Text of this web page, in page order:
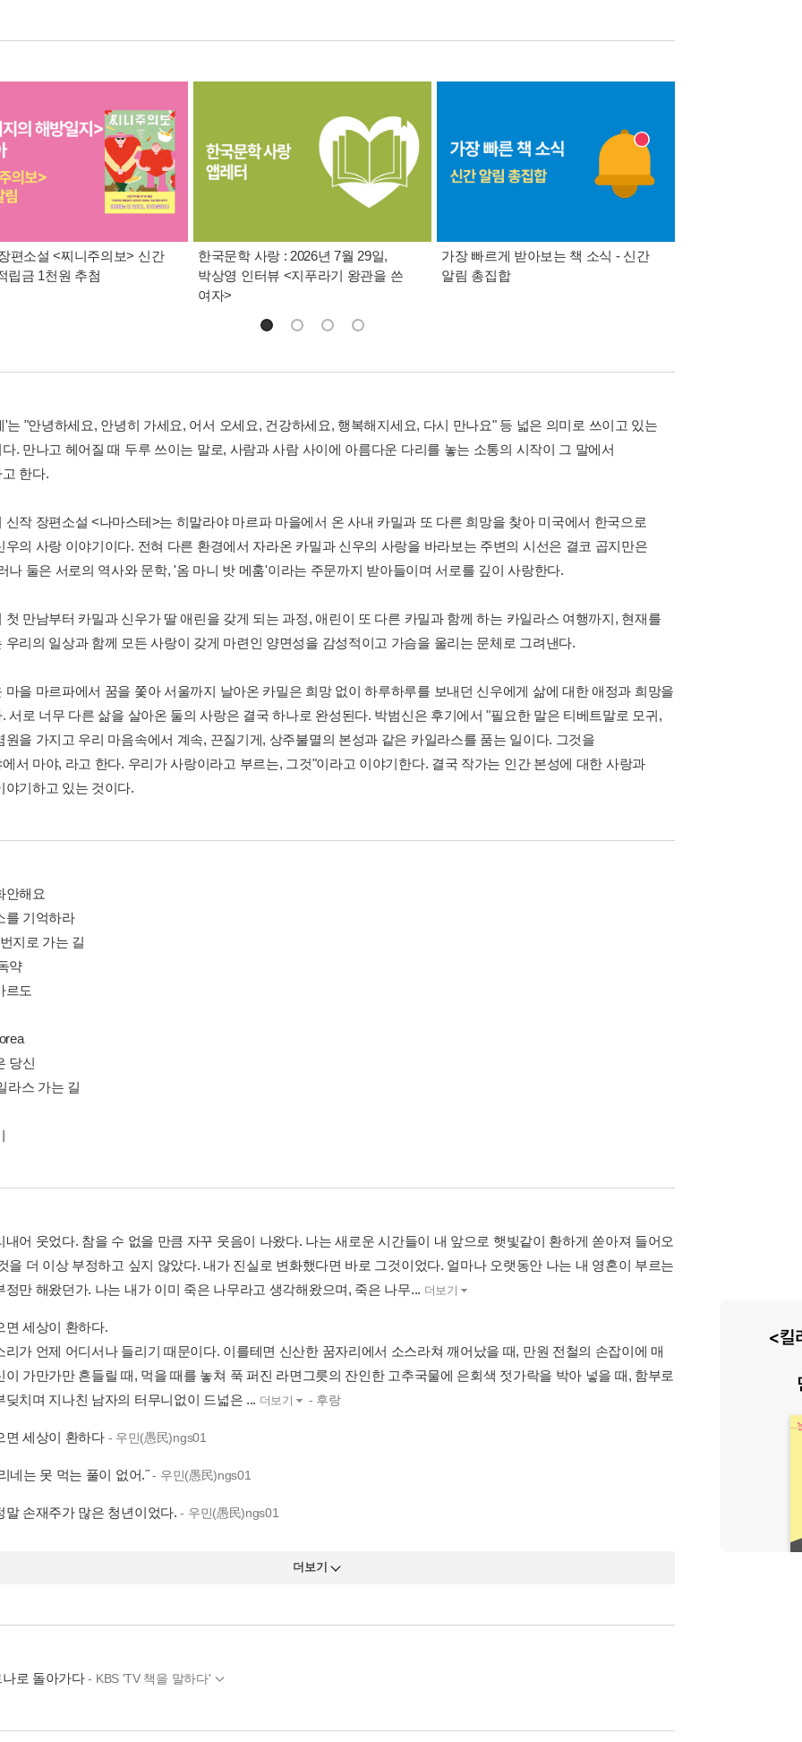
편소설 <찌니주의보> 신간
립금 1천원 추첨
한국문학 사랑 : 2026년 7월 29일,
박상영 인터뷰 <지푸라기 왕관을 쓴
여자>
가장 빠르게 받아보는 책 소식 - 신간
알림 총집합
'는 "안녕하세요, 안녕히 가세요, 어서 오세요, 건강하세요, 행복해지세요, 다시 만나요" 등 넓은 의미로 쓰이고 있는
. 만나고 헤어질 때 두루 쓰이는 말로, 사람과 사람 사이에 아름다운 다리를 놓는 소통의 시작이 그 말에서
한다.
신작 장편소설 <나마스테>는 히말라야 마르파 마을에서 온 사내 카밀과 또 다른 희망을 찾아 미국에서 한국으로
우의 사랑 이야기이다. 전혀 다른 환경에서 자라온 카밀과 신우의 사랑을 바라보는 주변의 시선은 결코 곱지만은
나 둘은 서로의 역사와 문학, '옴 마니 밧 메훔'이라는 주문까지 받아들이며 서로를 깊이 사랑한다.
첫 만남부터 카밀과 신우가 딸 애린을 갖게 되는 과정, 애린이 또 다른 카밀과 함께 하는 카일라스 여행까지, 현재를
우리의 일상과 함께 모든 사랑이 갖게 마련인 양면성을 감성적이고 가슴을 울리는 문체로 그려낸다.
마을 마르파에서 꿈을 쫓아 서울까지 날아온 카밀은 희망 없이 하루하루를 보내던 신우에게 삶에 대한 애정과 희망을
서로 너무 다른 삶을 살아온 둘의 사랑은 결국 하나로 완성된다. 박범신은 후기에서 "필요한 말은 티베트말로 모귀,
원을 가지고 우리 마음속에서 계속, 끈질기게, 상주불멸의 본성과 같은 카일라스를 품는 일이다. 그것을
서 마야, 라고 한다. 우리가 사랑이라고 부르는, 그것"이라고 이야기한다. 결국 작가는 인간 본성에 대한 사랑과
야기하고 있는 것이다.
안해요
를 기억하라
지로 가는 길
약
르도
당신
라스 가는 길
내어 웃었다. 참을 수 없을 만큼 자꾸 웃음이 나왔다. 나는 새로운 시간들이 내 앞으로 햇빛같이 환하게 쏟아져 들어오
을 더 이상 부정하고 싶지 않았다. 내가 진실로 변화했다면 바로 그것이었다. 얼마나 오랫동안 나는 내 영혼이 부르는
정만 해왔던가. 나는 내가 이미 죽은 나무라고 생각해왔으며, 죽은 나무... 더보기
면 세상이 환하다.
리가 언제 어디서나 들리기 때문이다. 이를테면 신산한 꿈자리에서 소스라쳐 깨어났을 때, 만원 전철의 손잡이에 매
이 가만가만 흔들릴 때, 먹을 때를 놓쳐 푹 퍼진 라면그릇의 잔인한 고추국물에 은회색 젓가락을 박아 넣을 때, 함부로
딪치며 지나친 남자의 터무니없이 드넓은 ... 더보기 - 후랑
면 세상이 환하다 - 우민(愚民)ngs01
네는 못 먹는 풀이 없어.˝- 우민(愚民)ngs01
말 손재주가 많은 청년이었다.- 우민(愚民)ngs01
더보기
나로 돌아가다- KBS 'TV 책을 말하다'